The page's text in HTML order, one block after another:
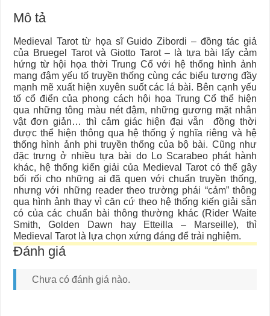
Mô tả
Medieval Tarot từ họa sĩ Guido Zibordi – đồng tác giả
của Bruegel Tarot và Giotto Tarot – là tựa bài lấy cảm
hứng từ hội họa thời Trung Cổ với hệ thống hình ảnh
mang đậm yếu tố truyền thống cùng các biểu tượng đầy
mạnh mẽ xuất hiện xuyên suốt các lá bài. Bên cạnh yếu
tố cổ điển của phong cách hội họa Trung Cổ thể hiện
qua những tông màu nét đậm, những gương mặt nhân
vật đơn giản… thì cảm giác hiện đại vẫn đồng thời
được thể hiện thông qua hệ thống ý nghĩa riêng và hệ
thống hình ảnh phi truyền thống của bộ bài. Cũng như
đặc trưng ở nhiều tựa bài do Lo Scarabeo phát hành
khác, hệ thống kiến giải của Medieval Tarot có thể gây
bối rối cho những ai đã quen với chuẩn truyền thống,
nhưng với những reader theo trường phái “cảm” thông
qua hình ảnh thay vì căn cứ theo hệ thống kiến giải sẵn
có của các chuẩn bài thông thường khác (Rider Waite
Smith, Golden Dawn hay Etteilla – Marseille), thì
Medieval Tarot là lựa chọn xứng đáng để trải nghiệm.
Đánh giá
Chưa có đánh giá nào.